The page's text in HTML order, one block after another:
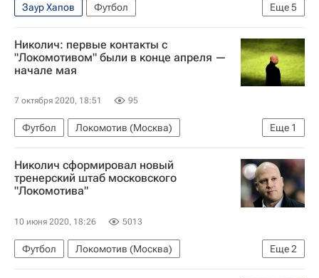
Еще5
Заур Хапов
Футбол
Российский футбольный союз (РФС)
Руй Витория
РПЛ 2026-2027 (Чемпионат России по футболу)
Зенит
Сандро Шварц
Николич: первые контакты с
"Локомотивом" были в конце апреля —
начале мая
7 октября 2020, 18:51 95
Еще 1
Футбол
Локомотив (Москва)
Марко Николич
Николич сформировал новый
тренерский штаб московского
"Локомотива"
10 июня 2020, 18:26 5013
Еще2
Футбол
Локомотив (Москва)
Юрий Батуренко
Марко Николич